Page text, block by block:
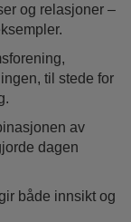
og relasjoner –
til stede for
av
dagen
både innsikt og